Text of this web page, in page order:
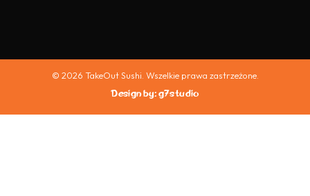
© 2026 TakeOut Sushi. Wszelkie prawa zastrzeżone.
Design by: g7studio